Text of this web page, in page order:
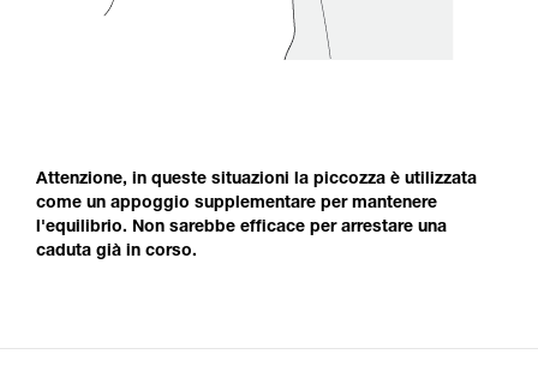
Attenzione, in queste situazioni la piccozza è utilizzata
come un appoggio supplementare per mantenere
l'equilibrio. Non sarebbe efficace per arrestare una
caduta già in corso.